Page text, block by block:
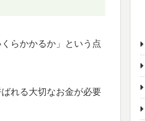
らかかるか」という点
れる大切なお金が必要